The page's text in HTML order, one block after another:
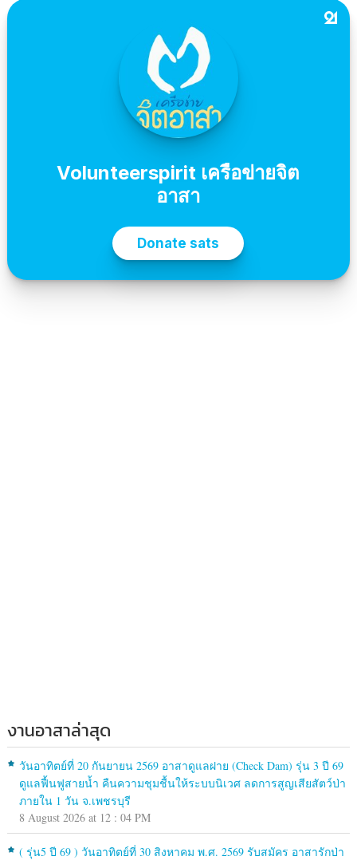
งานอาสาล่าสุด
วันอาทิตย์ที่ 20 กันยายน 2569 อาสาดูแลฝาย (Check Dam) รุ่น 3 ปี 69
ดูแลฟื้นฟูสายน้ำ คืนความชุมชื้นให้ระบบนิเวศ ลดการสูญเสียสัตว์ป่า
ภายใน 1 วัน จ.เพชรบุรี
8 August 2026 at 12 : 04 PM
( รุ่น5 ปี 69 ) วันอาทิตย์ที่ 30 สิงหาคม พ.ศ. 2569 รับสมัคร อาสารักป่า